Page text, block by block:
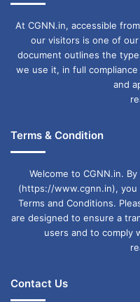
सिंह (Leo)
लव: पुराने मित्र
धन लाभ: निवेश
शुभ रंग: पीला
विशेष सलाह
कन्या (Virgo)
लव: साथी के साथ
शुभ अंक
At CGNN.in, accessible
our visitors is one of
document outlines the
we use it, in full
and
Terms & Condition
Welcome to CGNN.in.
(https://www.cgnn.in),
Terms and Conditions.
are designed to ensure a
users and to comply
Contact Us